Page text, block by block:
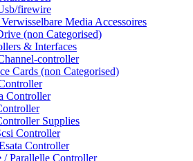
firewire
Media Accessoires
(non Categorised)
& Interfaces
controller
Cards (non Categorised)
Controller
Supplies
Controller
Controller
/ Parallelle Controller